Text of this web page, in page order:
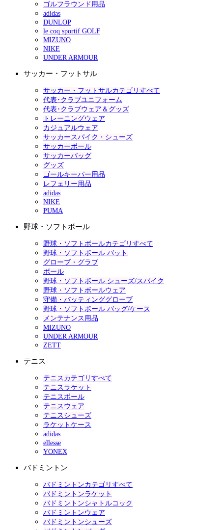
ゴルフラウンド用品
adidas
DUNLOP
le coq sportif GOLF
MIZUNO
NIKE
UNDER ARMOUR
サッカー・フットサル
サッカー・フットサルカテゴリすべて
代表･クラブユニフォーム
代表･クラブウェア＆グッズ
トレーニングウェア
カジュアルウェア
サッカースパイク・シューズ
サッカーボール
サッカーバッグ
グッズ
ゴールキーパー用品
レフェリー用品
adidas
NIKE
PUMA
野球・ソフトボール
野球・ソフトボールカテゴリすべて
野球・ソフトボール バット
グローブ・グラブ
ボール
野球・ソフトボール シューズ/スパイク
野球・ソフトボールウェア
守備・バッティンググローブ
野球・ソフトボール バッグ/ケース
メンテナンス用品
MIZUNO
UNDER ARMOUR
ZETT
テニス
テニスカテゴリすべて
テニスラケット
テニスボール
テニスウェア
テニスシューズ
ラケットケース
adidas
ellesse
YONEX
バドミントン
バドミントンカテゴリすべて
バドミントンラケット
バドミントンシャトルコック
バドミントンウェア
バドミントンシューズ